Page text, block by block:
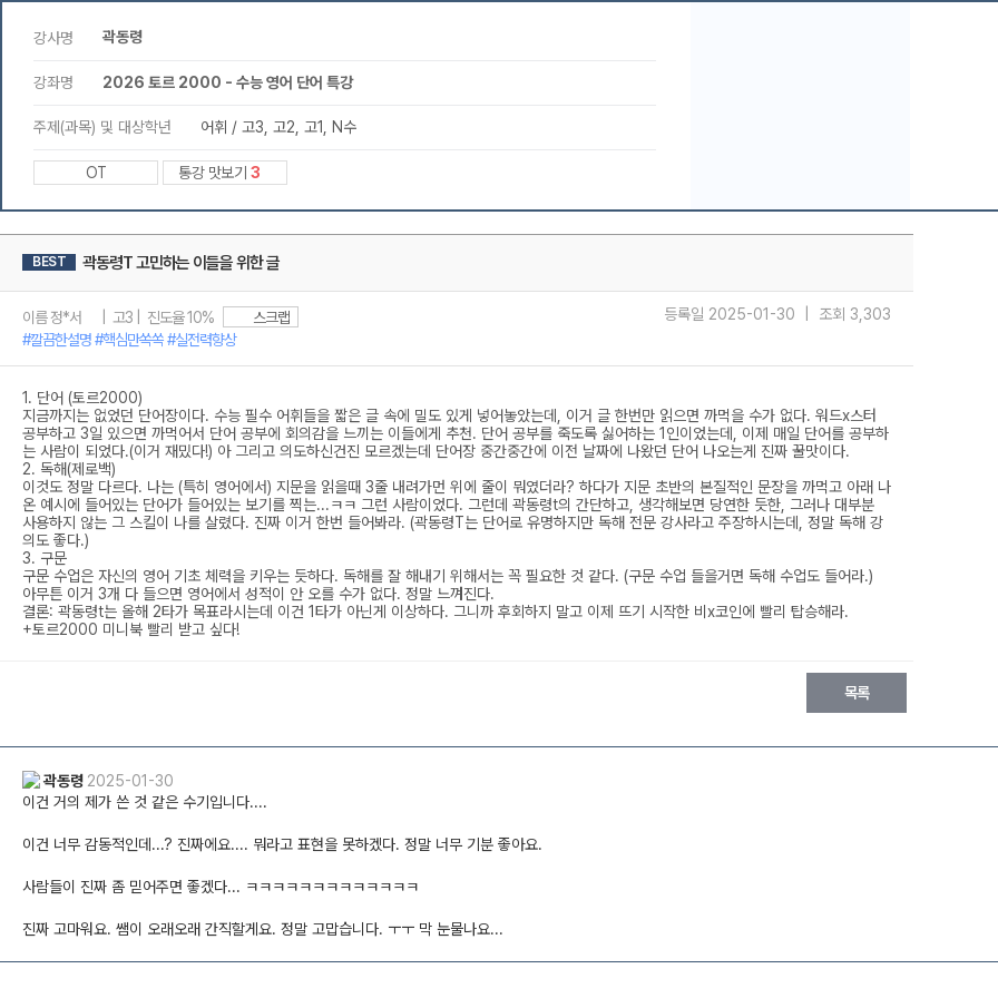
강사명 곽동령
강좌명 2026 토르 2000 - 수능 영어 단어 특강
주제(과목) 및 대상학년 어휘 / 고3, 고2, 고1, N수
OT 통강 맛보기 3
BEST 곽동령T 고민하는 이들을 위한 글
이름 정*서 | 고3 | 진도율 10%
스크랩
#깔끔한설명 #핵심만쏙쏙 #실전력향상
등록일 2025-01-30 | 조회 3,303
1. 단어 (토르2000)
지금까지는 없었던 단어장이다. 수능 필수 어휘들을 짧은 글 속에 밀도 있게 넣어놓았는데, 이거 글 한번만 읽으면 까먹을 수가 없다. 워드x스터
공부하고 3일 있으면 까먹어서 단어 공부에 회의감을 느끼는 이들에게 추천. 단어 공부를 죽도록 싫어하는 1인이었는데, 이제 매일 단어를 공부하
는 사람이 되었다.(이거 재밌다!) 아 그리고 의도하신건진 모르겠는데 단어장 중간중간에 이전 날짜에 나왔던 단어 나오는게 진짜 꿀맛이다.
2. 독해(제로백)
이것도 정말 다르다. 나는 (특히 영어에서) 지문을 읽을때 3줄 내려가먼 위에 줄이 뭐였더라? 하다가 지문 초반의 본질적인 문장을 까먹고 아래 나
온 예시에 들어있는 단어가 들어있는 보기를 찍는...ㅋㅋ 그런 사람이었다. 그런데 곽동령t의 간단하고, 생각해보면 당연한 듯한, 그러나 대부분
사용하지 않는 그 스킬이 나를 살렸다. 진짜 이거 한번 들어봐라. (곽동령T는 단어로 유명하지만 독해 전문 강사라고 주장하시는데, 정말 독해 강
의도 좋다.)
3. 구문
구문 수업은 자신의 영어 기초 체력을 키우는 듯하다. 독해를 잘 해내기 위해서는 꼭 필요한 것 같다. (구문 수업 들을거면 독해 수업도 들어라.)
아무튼 이거 3개 다 들으면 영어에서 성적이 안 오를 수가 없다. 정말 느껴진다.
결론: 곽동령t는 올해 2타가 목표라시는데 이건 1타가 아닌게 이상하다. 그니까 후회하지 말고 이제 뜨기 시작한 비x코인에 빨리 탑승해라.
+토르2000 미니북 빨리 받고 싶다!
목록
곽동령 2025-01-30
이건 거의 제가 쓴 것 같은 수기입니다....
이건 너무 감동적인데...? 진짜에요.... 뭐라고 표현을 못하겠다. 정말 너무 기분 좋아요.
사람들이 진짜 좀 믿어주면 좋겠다... ㅋㅋㅋㅋㅋㅋㅋㅋㅋㅋㅋㅋㅋ
진짜 고마워요. 쌤이 오래오래 간직할게요. 정말 고맙습니다. ㅜㅜ 막 눈물나요...